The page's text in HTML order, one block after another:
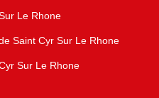
Le Rhone
Saint Cyr Sur Le Rhone
Sur Le Rhone